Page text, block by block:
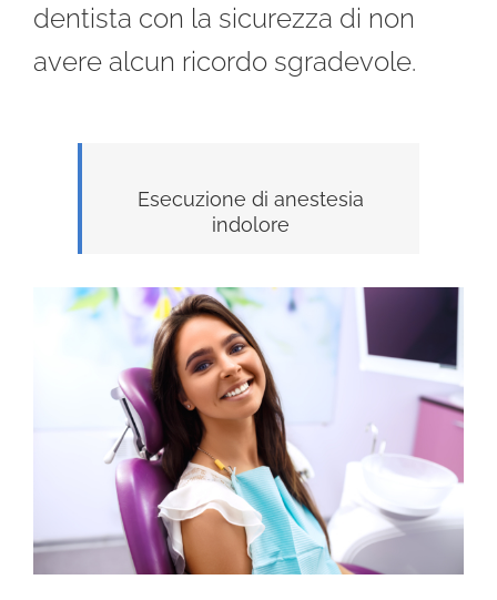
dentista con la sicurezza di non
avere alcun ricordo sgradevole.
Esecuzione di anestesia
indolore